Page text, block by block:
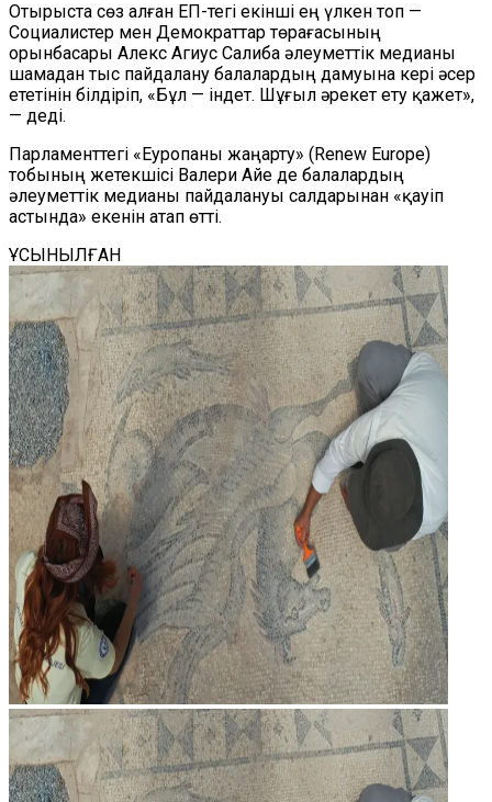
Отырыста сөз алған ЕП-тегі екінші ең үлкен топ —
Социалистер мен Демократтар төрағасының
орынбасары Алекс Агиус Салиба әлеуметтік медианы
шамадан тыс пайдалану балалардың дамуына кері әсер
ететінін білдіріп, «Бұл — індет. Шұғыл әрекет ету қажет»,
— деді.
Парламенттегі «Еуропаны жаңарту» (Renew Europe)
тобының жетекшісі Валери Айе де балалардың
әлеуметтік медианы пайдалануы салдарынан «қауіп
астында» екенін атап өтті.
ҰСЫНЫЛҒАН